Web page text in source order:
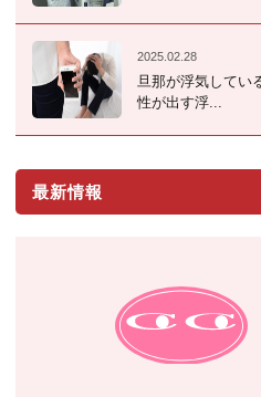
2025.02.28
旦那が浮気してい
性が出す浮...
最新情報